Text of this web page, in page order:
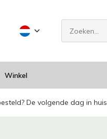
Winkel
De volgende dag in